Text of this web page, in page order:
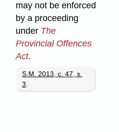
may not be enforced
by a proceeding
under The
Provincial Offences
Act.
S.M. 2013, c. 47, s.
3